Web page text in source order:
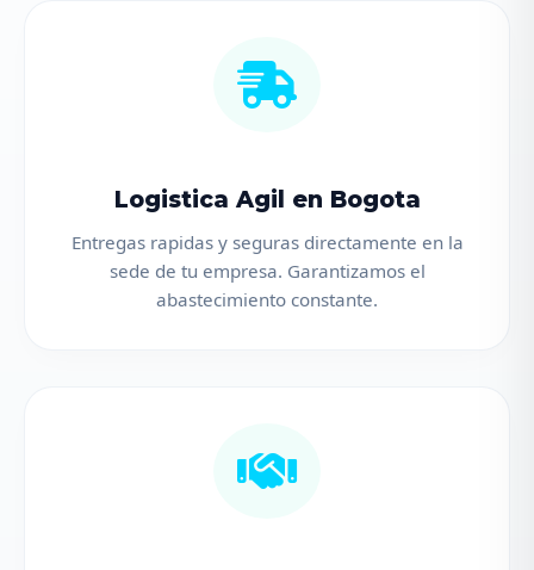
Logistica Agil en Bogota
Entregas rapidas y seguras directamente en la
sede de tu empresa. Garantizamos el
abastecimiento constante.